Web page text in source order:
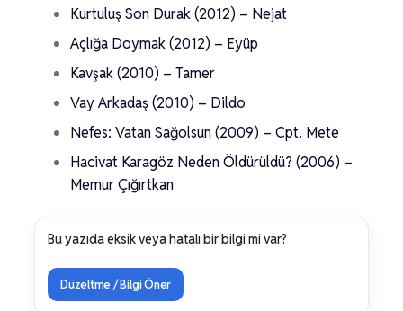
Kurtuluş Son Durak (2012) – Nejat
Açlığa Doymak (2012) – Eyüp
Kavşak (2010) – Tamer
Vay Arkadaş (2010) – Dildo
Nefes: Vatan Sağolsun (2009) – Cpt. Mete
Hacivat Karagöz Neden Öldürüldü? (2006) –
Memur Çığırtkan
Bu yazıda eksik veya hatalı bir bilgi mi var?
Düzeltme / Bilgi Öner